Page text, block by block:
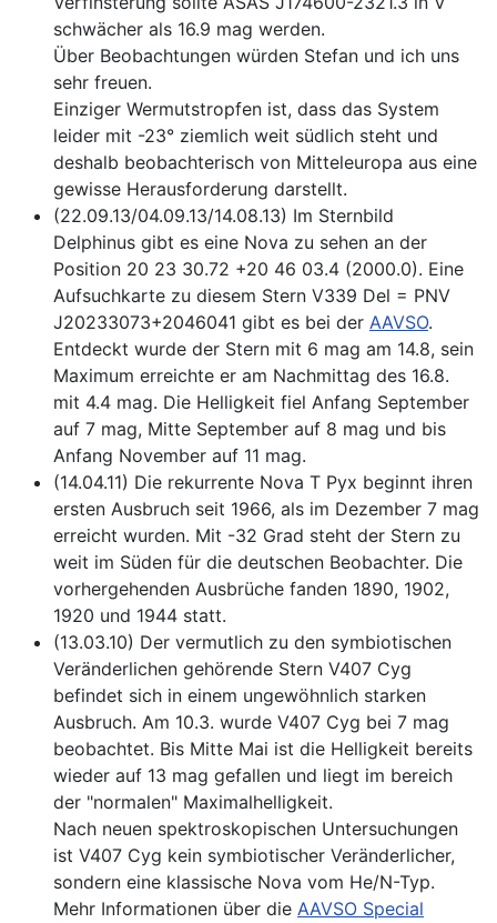
schwächer als 16.9 mag werden.
Über Beobachtungen würden Stefan und ich uns
sehr freuen.
Einziger Wermutstropfen ist, dass das System
leider mit -23° ziemlich weit südlich steht und
deshalb beobachterisch von Mitteleuropa aus eine
gewisse Herausforderung darstellt.
(22.09.13/04.09.13/14.08.13) Im Sternbild
Delphinus gibt es eine Nova zu sehen an der
Position 20 23 30.72 +20 46 03.4 (2000.0). Eine
Aufsuchkarte zu diesem Stern V339 Del = PNV
J20233073+2046041 gibt es bei der AAVSO.
Entdeckt wurde der Stern mit 6 mag am 14.8, sein
Maximum erreichte er am Nachmittag des 16.8.
mit 4.4 mag. Die Helligkeit fiel Anfang September
auf 7 mag, Mitte September auf 8 mag und bis
Anfang November auf 11 mag.
(14.04.11) Die rekurrente Nova T Pyx beginnt ihren
ersten Ausbruch seit 1966, als im Dezember 7 mag
erreicht wurden. Mit -32 Grad steht der Stern zu
weit im Süden für die deutschen Beobachter. Die
vorhergehenden Ausbrüche fanden 1890, 1902,
1920 und 1944 statt.
(13.03.10) Der vermutlich zu den symbiotischen
Veränderlichen gehörende Stern V407 Cyg
befindet sich in einem ungewöhnlich starken
Ausbruch. Am 10.3. wurde V407 Cyg bei 7 mag
beobachtet. Bis Mitte Mai ist die Helligkeit bereits
wieder auf 13 mag gefallen und liegt im bereich
der "normalen" Maximalhelligkeit.
Nach neuen spektroskopischen Untersuchungen
ist V407 Cyg kein symbiotischer Veränderlicher,
sondern eine klassische Nova vom He/N-Typ.
Mehr Informationen über die AAVSO Special